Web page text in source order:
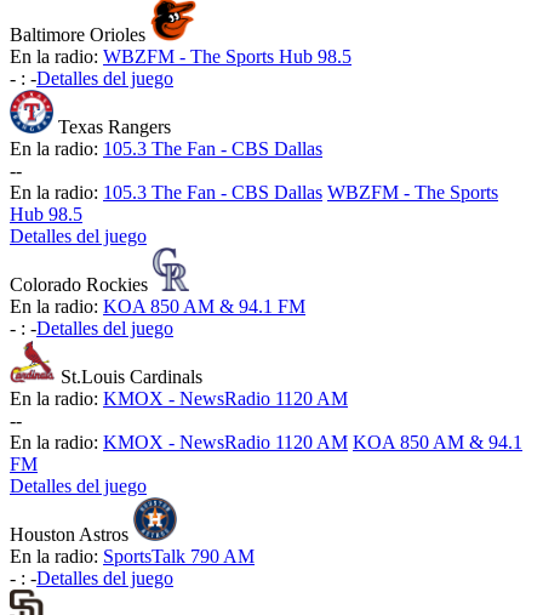
Baltimore Orioles
En la radio: WBZFM - The Sports Hub 98.5
- : -Detalles del juego
Texas Rangers
En la radio: 105.3 The Fan - CBS Dallas
--
En la radio: 105.3 The Fan - CBS Dallas WBZFM - The Sports
Hub 98.5
Detalles del juego
Colorado Rockies
En la radio: KOA 850 AM & 94.1 FM
- : -Detalles del juego
St.Louis Cardinals
En la radio: KMOX - NewsRadio 1120 AM
--
En la radio: KMOX - NewsRadio 1120 AM KOA 850 AM & 94.1
FM
Detalles del juego
Houston Astros
En la radio: SportsTalk 790 AM
- : -Detalles del juego